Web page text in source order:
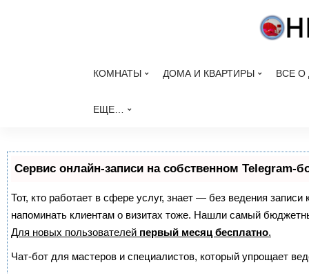
КОМНАТЫ ДОМА И КВАРТИРЫ ВСЕ О
ЕЩЕ…
Сервис онлайн-записи на собственном Telegram-
Тот, кто работает в сфере услуг, знает — без ведения
напоминать клиентам о визитах тоже. Нашли самый
Для новых пользователей первый месяц бесплатно.
Чат-бот для мастеров и специалистов, который упрощает